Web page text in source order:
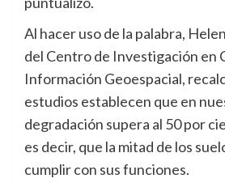
Al hacer uso de la palabra,
del Centro de Investigación en
Información Geoespacial,
estudios establecen que en
degradación supera al 50 por
es decir, que la mitad de los
cumplir con sus funciones.